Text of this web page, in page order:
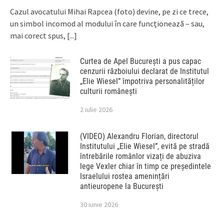
Cazul avocatului Mihai Rapcea (foto) devine, pe zi ce trece,
un simbol incomod al modului în care funcționează – sau,
mai corect spus, [...]
Curtea de Apel București a pus capac
cenzurii războiului declarat de Institutul
„Elie Wiesel” împotriva personalităților
culturii românești
2 iulie 2026
(VIDEO) Alexandru Florian, directorul
Institutului „Elie Wiesel”, evită pe stradă
întrebările românlor vizați de abuziva
lege Vexler chiar în timp ce președintele
Israelului rostea amenințări
antieuropene la București
30 iunie 2026